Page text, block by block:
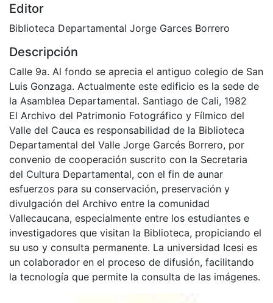
Editor
Biblioteca Departamental Jorge Garces Borrero
Descripción
Calle 9a. Al fondo se aprecia el antiguo colegio de San
Luis Gonzaga. Actualmente este edificio es la sede de
la Asamblea Departamental. Santiago de Cali, 1982
El Archivo del Patrimonio Fotográfico y Fílmico del
Valle del Cauca es responsabilidad de la Biblioteca
Departamental del Valle Jorge Garcés Borrero, por
convenio de cooperación suscrito con la Secretaria
del Cultura Departamental, con el fin de aunar
esfuerzos para su conservación, preservación y
divulgación del Archivo entre la comunidad
Vallecaucana, especialmente entre los estudiantes e
investigadores que visitan la Biblioteca, propiciando el
su uso y consulta permanente. La universidad Icesi es
un colaborador en el proceso de difusión, facilitando
la tecnología que permite la consulta de las imágenes.